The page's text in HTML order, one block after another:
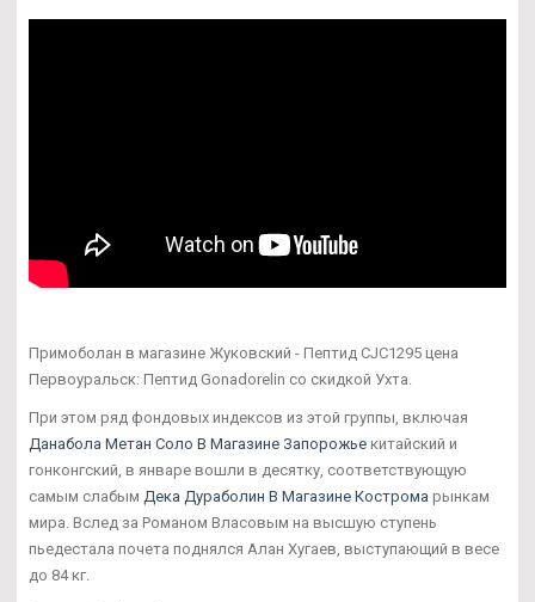
Примоболан в магазине Жуковский - Пептид CJC1295 цена
Первоуральск: Пептид Gonadorelin со скидкой Ухта.
При этом ряд фондовых индексов из этой группы, включая
Данабола Метан Соло В Магазине Запорожье китайский и
гонконгский, в январе вошли в десятку, соответствующую
самым слабым Дека Дураболин В Магазине Кострома рынкам
мира. Вслед за Романом Власовым на высшую ступень
пьедестала почета поднялся Алан Хугаев, выступающий в весе
до 84 кг.